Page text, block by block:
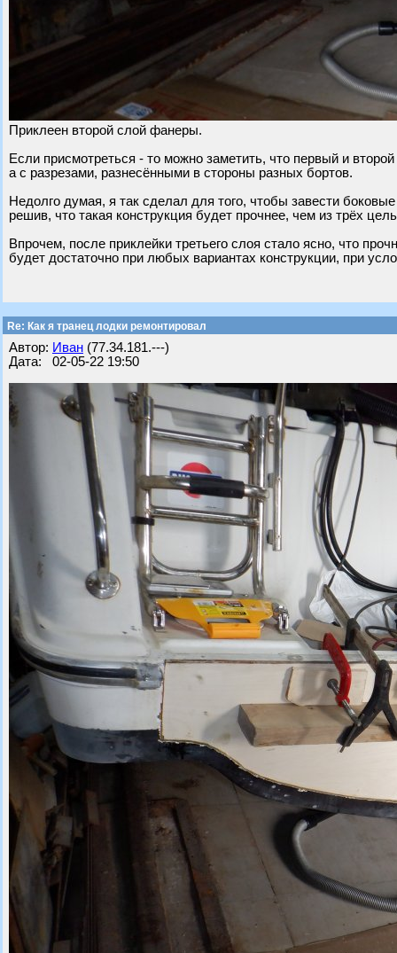
Приклеен второй слой фанеры.
Если присмотреться - то можно заметить, что первый и
а с разрезами, разнесёнными в стороны разных бортов.
Недолго думая, я так сделал для того, чтобы завести
решив, что такая конструкция будет прочнее, чем из трёх
Впрочем, после приклейки третьего слоя стало ясно, что
будет достаточно при любых вариантах конструкции, при
Re: Как я транец лодки ремонтировал
Автор: Иван (77.34.181.---)
Дата: 02-05-22 19:50